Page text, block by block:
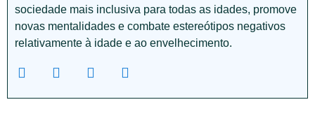
sociedade mais inclusiva para todas as idades, promove
novas mentalidades e combate estereótipos negativos
relativamente à idade e ao envelhecimento.